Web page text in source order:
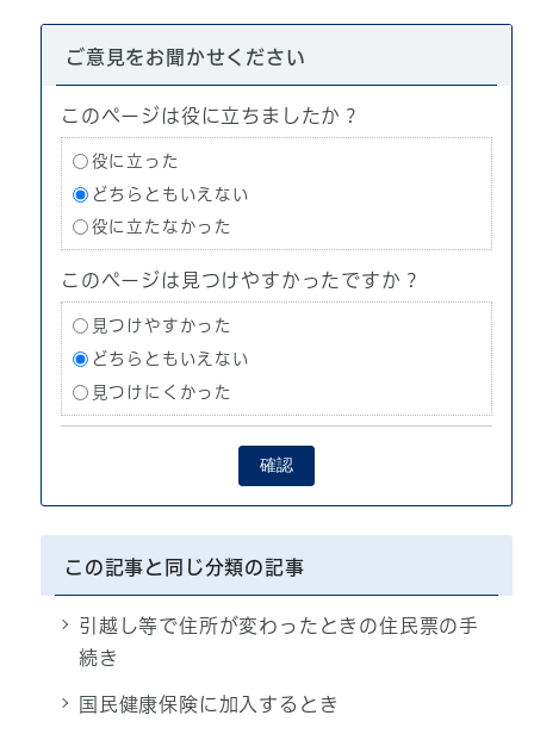
ご意見をお聞かせください
このページは役に立ちましたか？
役に立った
どちらともいえない
役に立たなかった
このページは見つけやすかったですか？
見つけやすかった
どちらともいえない
見つけにくかった
確認
この記事と同じ分類の記事
引越し等で住所が変わったときの住民票の手
続き
国民健康保険に加入するとき